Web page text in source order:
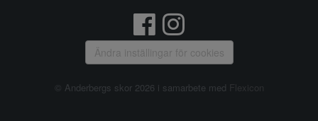
Ändra inställingar för cookies
© Anderbergs skor 2026 i samarbete med Flexicon